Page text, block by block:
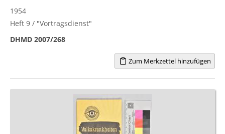
1954
Heft 9 / "Vortragsdienst"
DHMD 2007/268
Zum Merkzettel hinzufügen